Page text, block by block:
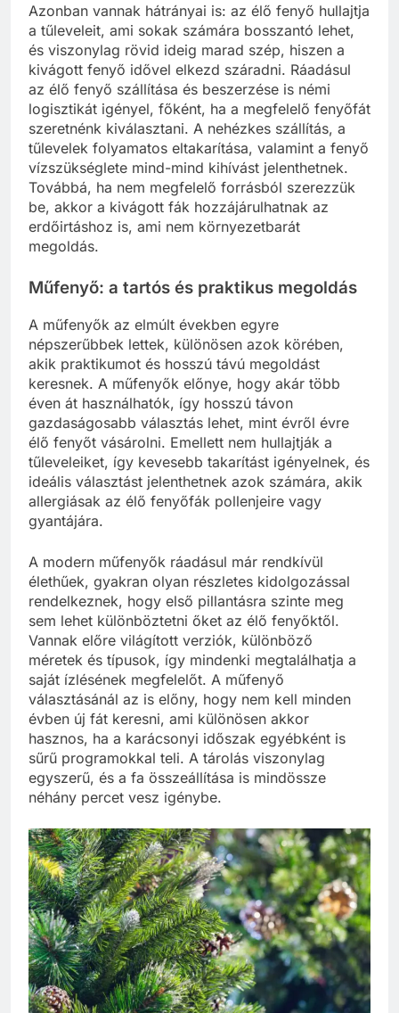
Azonban vannak hátrányai is: az élő fenyő hullajtja
a tűleveleit, ami sokak számára bosszantó lehet,
és viszonylag rövid ideig marad szép, hiszen a
kivágott fenyő idővel elkezd száradni. Ráadásul
az élő fenyő szállítása és beszerzése is némi
logisztikát igényel, főként, ha a megfelelő fenyőfát
szeretnénk kiválasztani. A nehézkes szállítás, a
tűlevelek folyamatos eltakarítása, valamint a fenyő
vízszükséglete mind-mind kihívást jelenthetnek.
Továbbá, ha nem megfelelő forrásból szerezzük
be, akkor a kivágott fák hozzájárulhatnak az
erdőirtáshoz is, ami nem környezetbarát
megoldás.
Műfenyő: a tartós és praktikus megoldás
A műfenyők az elmúlt években egyre
népszerűbbek lettek, különösen azok körében,
akik praktikumot és hosszú távú megoldást
keresnek. A műfenyők előnye, hogy akár több
éven át használhatók, így hosszú távon
gazdaságosabb választás lehet, mint évről évre
élő fenyőt vásárolni. Emellett nem hullajtják a
tűleveleiket, így kevesebb takarítást igényelnek, és
ideális választást jelenthetnek azok számára, akik
allergiásak az élő fenyőfák pollenjeire vagy
gyantájára.
A modern műfenyők ráadásul már rendkívül
élethűek, gyakran olyan részletes kidolgozással
rendelkeznek, hogy első pillantásra szinte meg
sem lehet különböztetni őket az élő fenyőktől.
Vannak előre világított verziók, különböző
méretek és típusok, így mindenki megtalálhatja a
saját ízlésének megfelelőt. A műfenyő
választásánál az is előny, hogy nem kell minden
évben új fát keresni, ami különösen akkor
hasznos, ha a karácsonyi időszak egyébként is
sűrű programokkal teli. A tárolás viszonylag
egyszerű, és a fa összeállítása is mindössze
néhány percet vesz igénybe.